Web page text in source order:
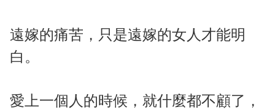
遠嫁的痛苦，只是遠嫁的女人才能明
白。
愛上一個人的時候，就什麼都不顧了，